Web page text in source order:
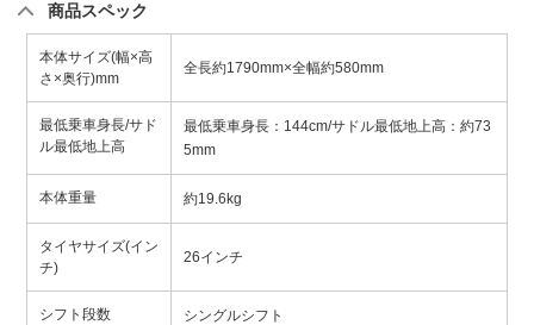
商品スペック
本体サイズ(幅×高
さ×奥行)mm
全長約1790mm×全幅約580mm
最低乗車身長/サド
ル最低地上高
最低乗車身長：144cm/サドル最低地上高：約73
5mm
本体重量 約19.6kg
タイヤサイズ(イン
チ)
26インチ
シフト段数 シングルシフト